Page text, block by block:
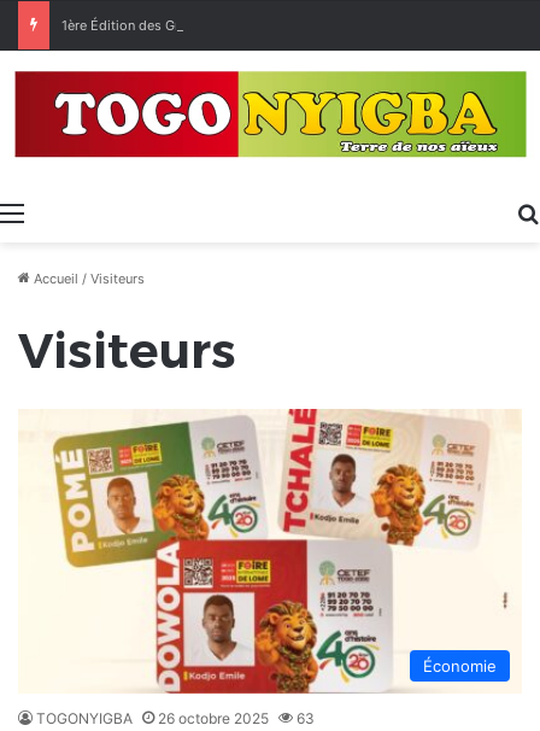
Menu
Accueil / Visiteurs
Visiteurs
Économie
TOGONYIGBA 26 octobre 2025 63